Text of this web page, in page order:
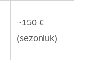
~150 €
(sezonluk)